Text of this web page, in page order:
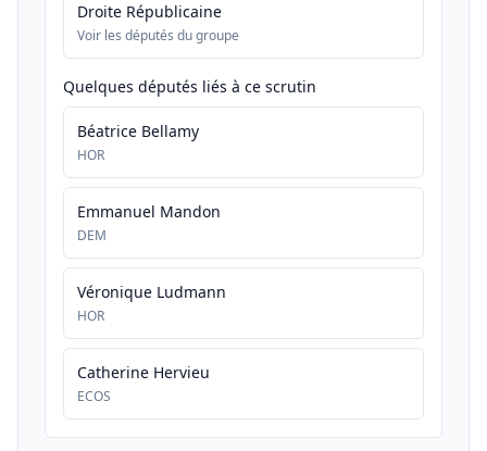
Droite Républicaine
Voir les députés du groupe
Quelques députés liés à ce scrutin
Béatrice Bellamy
HOR
Emmanuel Mandon
DEM
Véronique Ludmann
HOR
Catherine Hervieu
ECOS